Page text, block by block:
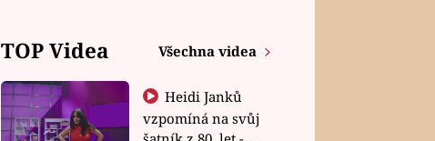
TOP Videa Všechna videa
Heidi Janků
vzpomíná na svůj